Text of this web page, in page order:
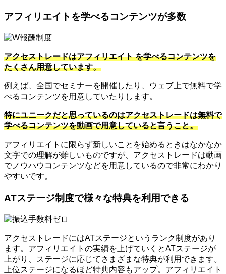
アフィリエイトを学べるコンテンツが多数
アクセストレードはアフィリエイト を学べるコンテンツを
たくさん用意しています。
例えば、全国でセミナーを開催したり、ウェブ上で無料で学
べるコンテンツを用意していたりします。
特にユニークだと思っているのはアクセストレードは無料で
学べるコンテンツを動画で用意していると言うこと。
アフィリエイトに限らず新しいことを始めるときはなかなか
文字での理解が難しいものですが、アクセストレードは動画
でノウハウコンテンツなどを用意しているので非常にわかり
やすいです。
ATステージ制度で様々な特典を利用できる
アクセストレードにはATステージというランク制度があり
ます。アフィリエイトの実績を上げていくとATステージが
上がり、ステージに応じてさまざまな特典が利用できます。
上位ステージになるほど特典内容もアップ。アフィリエイト